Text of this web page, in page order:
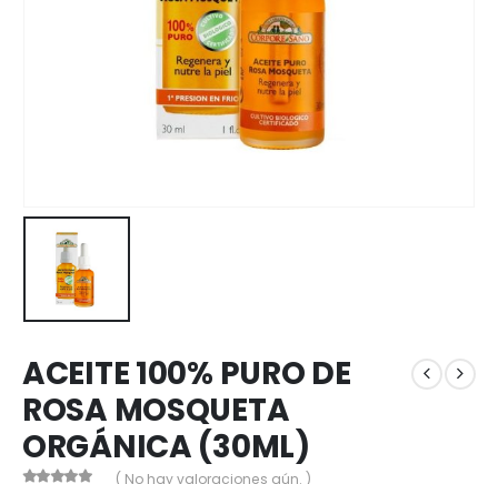
ACEITE 100% PURO DE
ROSA MOSQUETA
ORGÁNICA (30ML)
( No hay valoraciones aún. )